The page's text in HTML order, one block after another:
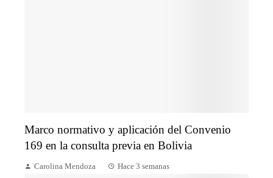
Marco normativo y aplicación del Convenio
169 en la consulta previa en Bolivia
Carolina Mendoza Hace 3 semanas